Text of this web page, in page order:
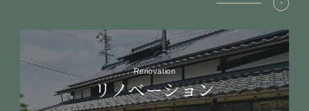
Renovation
リノベーション